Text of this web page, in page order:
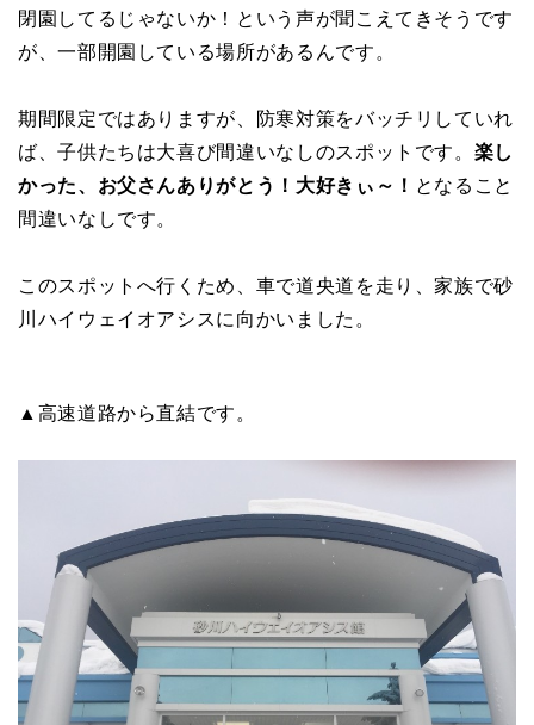
閉園してるじゃないか！という声が聞こえてきそうです
が、一部開園している場所があるんです。
期間限定ではありますが、防寒対策をバッチリしていれ
ば、子供たちは大喜び間違いなしのスポットです。 楽し
かった、お父さんありがとう！大好きぃ～！ となること
間違いなしです。
このスポットへ行くため、車で道央道を走り、家族で砂
川ハイウェイオアシスに向かいました。
▲高速道路から直結です。